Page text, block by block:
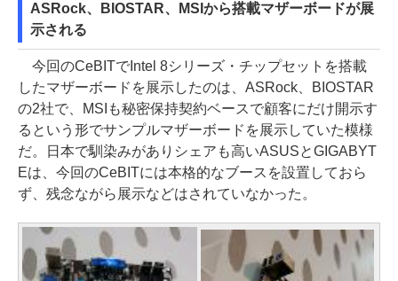
ASRock、BIOSTAR、MSIから搭載マザーボードが展
示される
今回のCeBITでIntel 8シリーズ・チップセットを搭載
したマザーボードを展示したのは、ASRock、BIOSTAR
の2社で、MSIも秘密保持契約ベースで顧客にだけ開示す
るという形でサンプルマザーボードを展示していた模様
だ。日本で馴染みがありシェアも高いASUSとGIGABYT
Eは、今回のCeBITには本格的なブースを設置しておら
ず、残念ながら展示などはされていなかった。